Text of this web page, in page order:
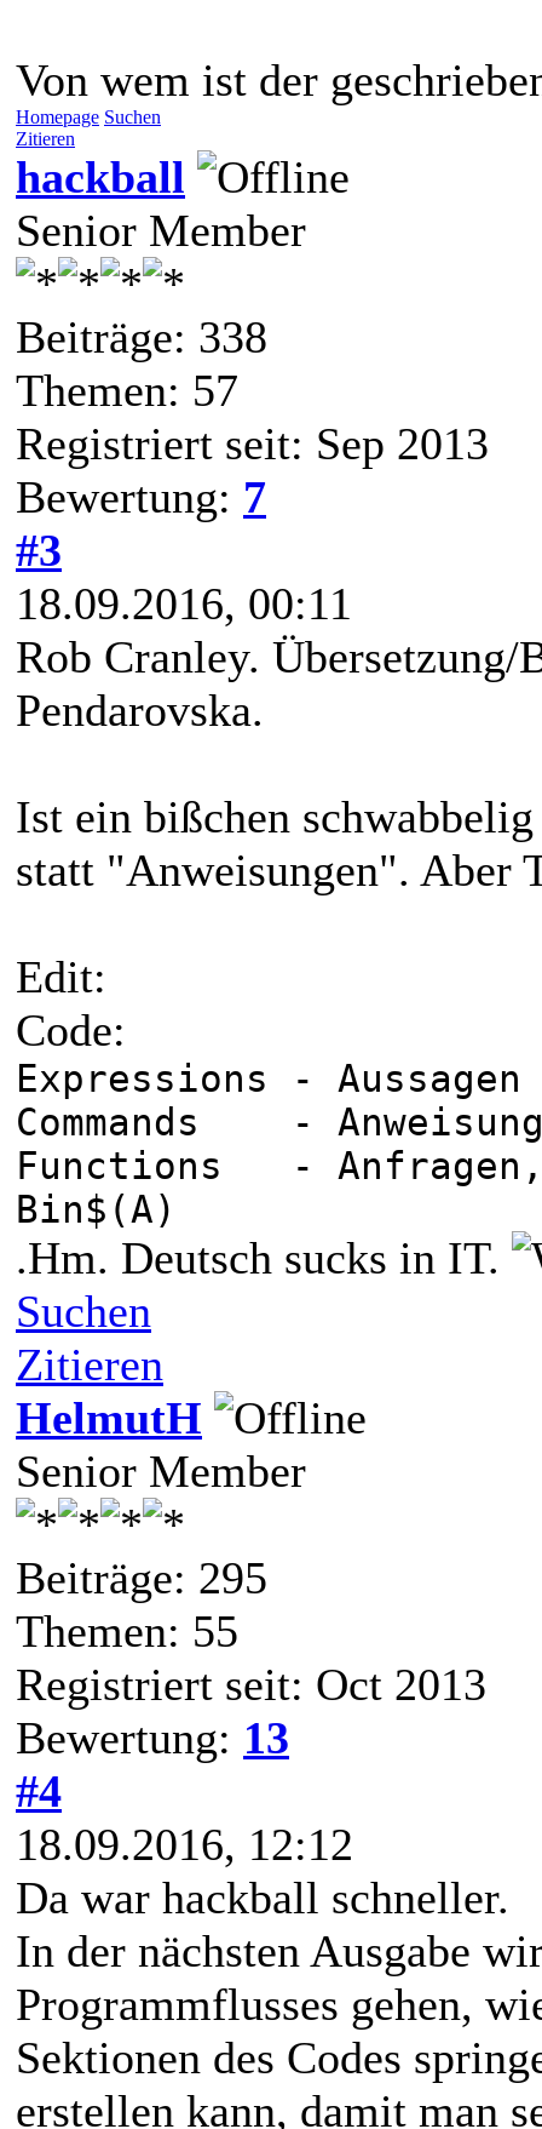
Von wem ist der
Homepage Suchen
Zitieren
hackball
Senior Member
Beiträge: 338
Themen: 57
Registriert seit: Sep 2013
Bewertung: 7
#3
18.09.2016, 00:11
Rob Cranley.
Pendarovska.
Ist ein bißchen
statt "Anweisungen". Aber
Edit:
Code:
Expressions -
Commands -
Functions - Anfragen,
Bin$(A)
.Hm. Deutsch sucks in IT.
Suchen
Zitieren
HelmutH
Senior Member
Beiträge: 295
Themen: 55
Registriert seit: Oct 2013
Bewertung: 13
#4
18.09.2016, 12:12
Da war hackball schneller.
In der nächsten Ausgabe
Programmflusses gehen,
Sektionen des Codes
erstellen kann, damit man